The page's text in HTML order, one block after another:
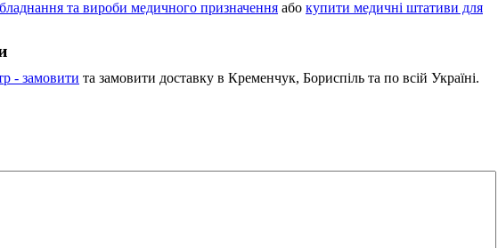
та вироби медичного призначення або купити медичні штативи для
- замовити та замовити доставку в Кременчук, Бориспіль та по всій Україні.